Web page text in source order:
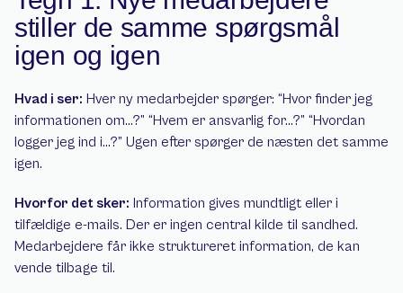
stiller de samme spørgsmål
igen og igen
Hvad i ser: Hver ny medarbejder spørger: “Hvor finder jeg
informationen om…?” “Hvem er ansvarlig for…?” “Hvordan
logger jeg ind i…?” Ugen efter spørger de næsten det samme
igen.
Hvorfor det sker: Information gives mundtligt eller i
tilfældige e-mails. Der er ingen central kilde til sandhed.
Medarbejdere får ikke struktureret information, de kan
vende tilbage til.